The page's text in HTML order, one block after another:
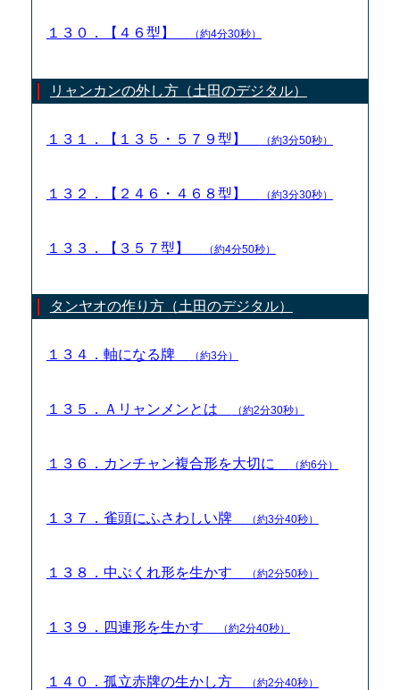
１３０．【４６型】 （約4分30秒）
リャンカンの外し方（土田のデジタル）
１３１．【１３５・５７９型】 （約3分50秒）
１３２．【２４６・４６８型】 （約3分30秒）
１３３．【３５７型】 （約4分50秒）
タンヤオの作り方（土田のデジタル）
１３４．軸になる牌 （約3分）
１３５．Ａリャンメンとは （約2分30秒）
１３６．カンチャン複合形を大切に （約6分）
１３７．雀頭にふさわしい牌 （約3分40秒）
１３８．中ぶくれ形を生かす （約2分50秒）
１３９．四連形を生かす （約2分40秒）
１４０．孤立赤牌の生かし方 （約2分40秒）